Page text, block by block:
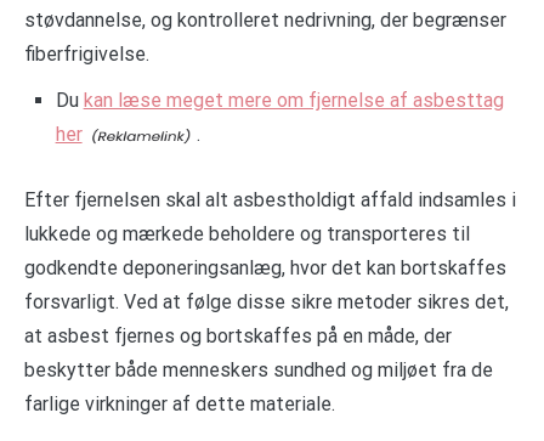
støvdannelse, og kontrolleret nedrivning, der begrænser
fiberfrigivelse.
Du kan læse meget mere om fjernelse af asbesttag
her
.
Efter fjernelsen skal alt asbestholdigt affald indsamles i
lukkede og mærkede beholdere og transporteres til
godkendte deponeringsanlæg, hvor det kan bortskaffes
forsvarligt. Ved at følge disse sikre metoder sikres det,
at asbest fjernes og bortskaffes på en måde, der
beskytter både menneskers sundhed og miljøet fra de
farlige virkninger af dette materiale.